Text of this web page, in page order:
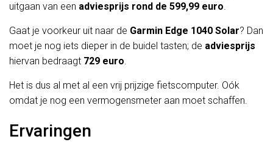
uitgaan van een adviesprijs rond de 599,99 euro.
Gaat je voorkeur uit naar de Garmin Edge 1040 Solar? Dan
moet je nog iets dieper in de buidel tasten; de adviesprijs
hiervan bedraagt 729 euro.
Het is dus al met al een vrij prijzige fietscomputer. Oók
omdat je nog een vermogensmeter aan moet schaffen.
Ervaringen